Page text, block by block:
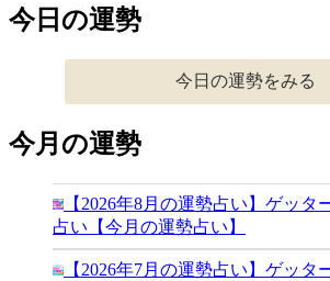
今日の運勢
今日の運勢をみる
今月の運勢
【2026年8月の運勢占い】ゲッタ
占い【今月の運勢占い】
【2026年7月の運勢占い】ゲッタ